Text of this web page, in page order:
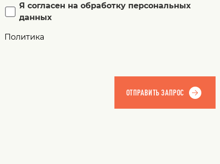
Я согласен на обработку персональных
данных
Политика